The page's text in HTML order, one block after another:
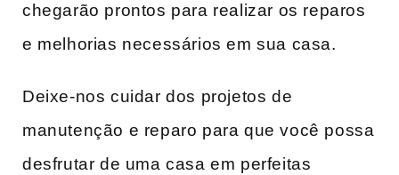
chegarão prontos para realizar os reparos
e melhorias necessários em sua casa.
Deixe-nos cuidar dos projetos de
manutenção e reparo para que você possa
desfrutar de uma casa em perfeitas